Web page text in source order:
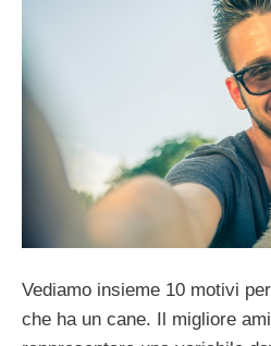
Vediamo insieme 10 motivi
che ha un cane. Il migliore